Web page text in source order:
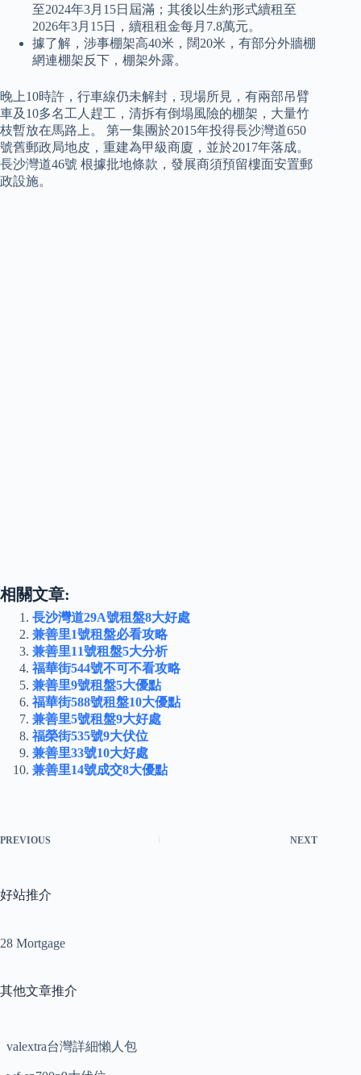
至2024年3月15日屆滿；其後以生約形式續租至
2026年3月15日，續租租金每月7.8萬元。
據了解，涉事棚架高40米，闊20米，有部分外牆棚
網連棚架反下，棚架外露。
晚上10時許，行車線仍未解封，現場所見，有兩部吊臂
車及10多名工人趕工，清拆有倒塌風險的棚架，大量竹
枝暫放在馬路上。 第一集團於2015年投得長沙灣道650
號舊郵政局地皮，重建為甲級商廈，並於2017年落成。
長沙灣道46號 根據批地條款，發展商須預留樓面安置郵
政設施。
相關文章:
長沙灣道29A號租盤8大好處
兼善里1號租盤必看攻略
兼善里11號租盤5大分析
福華街544號不可不看攻略
兼善里9號租盤5大優點
福華街588號租盤10大優點
兼善里5號租盤9大好處
福榮街535號9大伏位
兼善里33號10大好處
兼善里14號成交8大優點
PREVIOUS NEXT
好站推介
28 Mortgage
其他文章推介
valextra台灣詳細懶人包